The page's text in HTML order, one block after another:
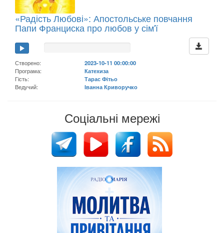
«Радість Любові»: Апостольське повчання
Папи Франциска про любов у сім'ї
Створено:
2023-10-11 00:00:00
Програма:
Катехиза
Гість:
Тарас Фітьо
Ведучий:
Іванна Криворучко
Соціальні мережі